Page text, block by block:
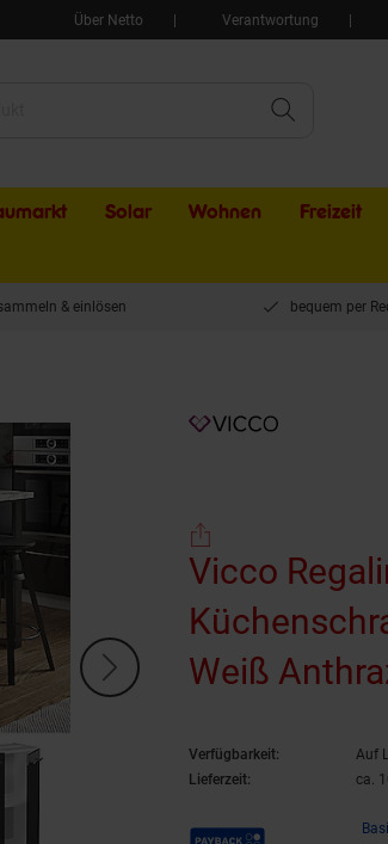
Über Netto Verantwortung
Solar Wohnen
Freizeit
& einlösen bequem per
Vicco
Weiß
Küchenzeile
Verfügbarkeit:
Auf
Lieferzeit:
ca.
Payback Punkte